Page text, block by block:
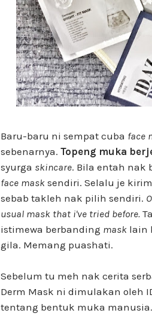
Baru-baru ni sempat cuba face
sebenarnya. Topeng muka
syurga skincare. Bila entah nak
face mask sendiri. Selalu je
sebab takleh nak pilih sendiri.
usual mask that i've tried before.
istimewa berbanding mask lain
gila. Memang puashati.
Sebelum tu meh nak cerita
Derm Mask ni dimulakan oleh
tentang bentuk muka manusia.